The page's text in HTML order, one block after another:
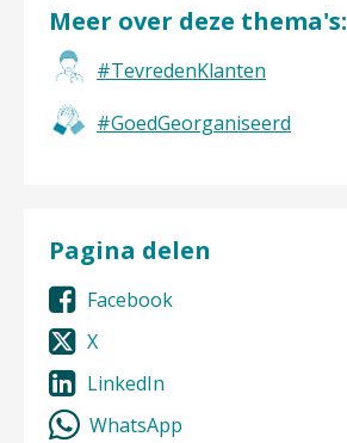
Meer over deze thema's:
#TevredenKlanten
#GoedGeorganiseerd
Pagina delen
Facebook
X
LinkedIn
WhatsApp